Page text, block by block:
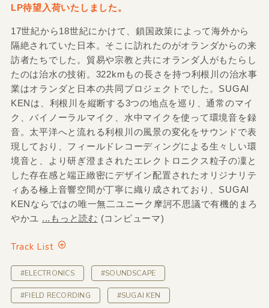
LP待望入荷いたしました。
17世紀から18世紀にかけて、鎖国政策によって海外から
隔絶されていた日本。そこに訪れたのがオランダからの来
訪者たちでした。貿易や宗教と共にオランダ人がもたらし
たのは治水の技術。322kmもの長さを持つ利根川の治水事
業はオランダと日本の共同プロジェクトでした。SUGAI
KENは、利根川を縦断する3つの地点を巡り、通常のマイ
ク、バイノーラルマイク、水中マイクを使って環境音を録
音。太平洋へと流れる利根川の風景の変化をサウンドで表
現しており、フィールドレコーディングによる生々しい環
境音と、より研ぎ澄まされたエレクトロニクス粒子の凜と
した存在感と端正緻密にデザイン配置されたオリジナリテ
ィある極上音響空間が丁寧に織り成されており、SUGAI
KENならではの唯一無二ユニーク摩訶不思議で有機的まろ
やかユ ...もっと読む (コンピューマ)
Track List
#ELECTRONICS #SOUNDSCAPE
#FIELD RECORDING #SUGAI KEN